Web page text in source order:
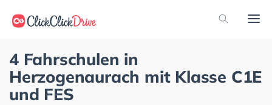
4 Fahrschulen in
Herzogenaurach mit Klasse C1E
und FES